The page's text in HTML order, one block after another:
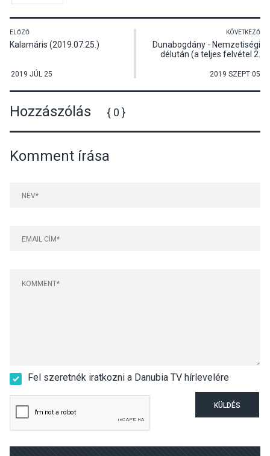
ELŐZŐ
Kalamáris (2019.07.25.)
2019 JÚL 25
KÖVETKEZŐ
Dunabogdány - Nemzetiségi
délután (a teljes felvétel 2.
2019 SZEPT 05
Hozzászólás { 0 }
Komment írása
Fel szeretnék iratkozni a Danubia TV hírlevelére
KÜLDÉS